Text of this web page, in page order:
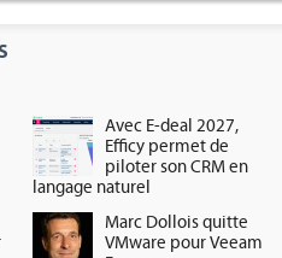
Avec E-deal 2027,
Efficy permet de
piloter son CRM en
langage naturel
Marc Dollois quitte
VMware pour Veeam